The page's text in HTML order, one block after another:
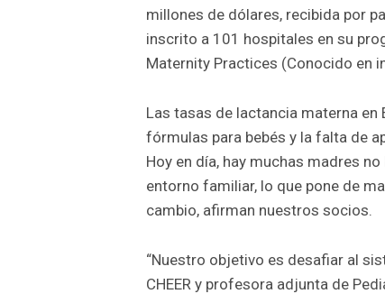
millones de dólares, recibida por
inscrito a 101 hospitales en su
Maternity Practices (Conocido en
Las tasas de lactancia materna
fórmulas para bebés y la falta de
Hoy en día, hay muchas madres
entorno familiar, lo que pone de
cambio, afirman nuestros socios.
“Nuestro objetivo es desafiar al
CHEER y profesora adjunta de